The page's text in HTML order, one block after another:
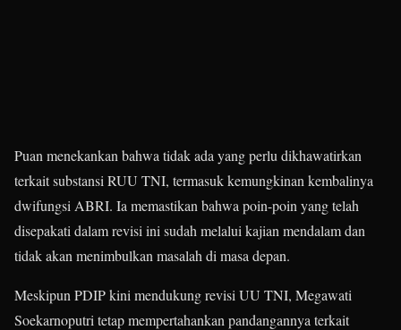
Puan menekankan bahwa tidak ada yang perlu dikhawatirkan
terkait substansi RUU TNI, termasuk kemungkinan kembalinya
dwifungsi ABRI. Ia memastikan bahwa poin-poin yang telah
disepakati dalam revisi ini sudah melalui kajian mendalam dan
tidak akan menimbulkan masalah di masa depan.
Meskipun PDIP kini mendukung revisi UU TNI, Megawati
Soekarnoputri tetap mempertahankan pandangannya terkait